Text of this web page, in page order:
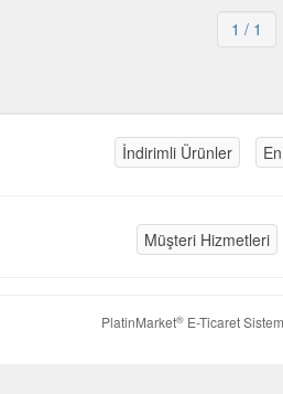
1 / 1
İndirimli Ürünler
Müşteri Hizmetleri
PlatinMarket®E-Ticaret